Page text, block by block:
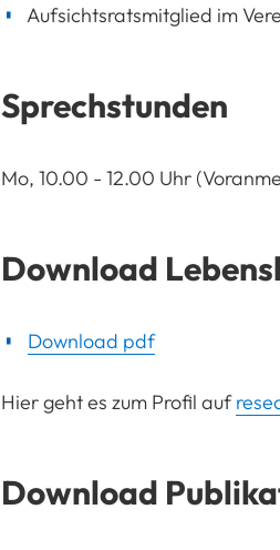
Aufsichtsratsmitglied im
Sprechstunden
Mo, 10.00 - 12.00 Uhr
Download
Download pdf
Hier geht es zum Profil auf
Download